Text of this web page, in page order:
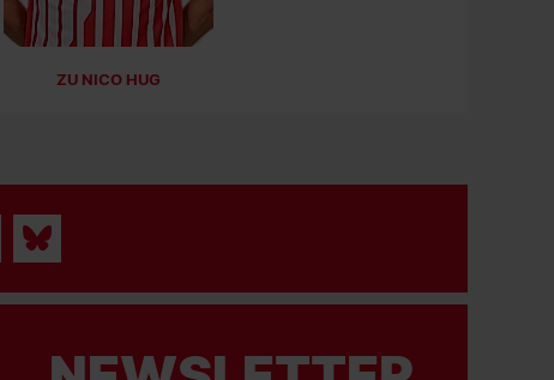
#scfreiburg
Park Stadion
Beide Spiele finden unter Ausschluss der
Öffentlichkeit statt. Einen Livestream gibt es
ZU NICO HUG